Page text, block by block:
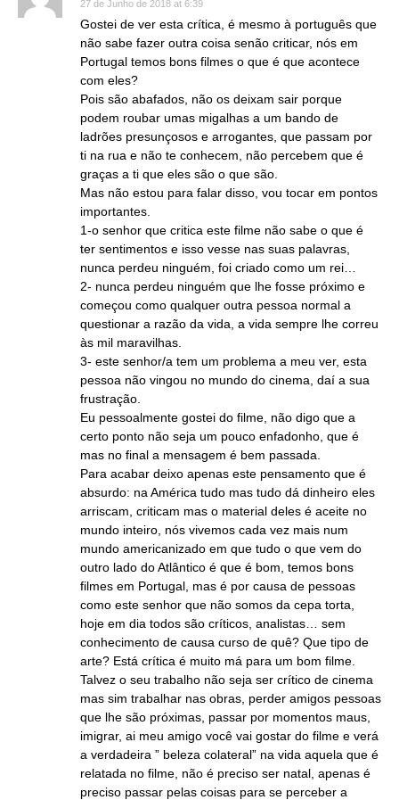
27 de Junho de 2018 at 6:39
Gostei de ver esta crítica, é mesmo à português que
não sabe fazer outra coisa senão criticar, nós em
Portugal temos bons filmes o que é que acontece
com eles?
Pois são abafados, não os deixam sair porque
podem roubar umas migalhas a um bando de
ladrões presunçosos e arrogantes, que passam por
ti na rua e não te conhecem, não percebem que é
graças a ti que eles são o que são.
Mas não estou para falar disso, vou tocar em pontos
importantes.
1-o senhor que critica este filme não sabe o que é
ter sentimentos e isso vesse nas suas palavras,
nunca perdeu ninguém, foi criado como um rei…
2- nunca perdeu ninguém que lhe fosse próximo e
começou como qualquer outra pessoa normal a
questionar a razão da vida, a vida sempre lhe correu
às mil maravilhas.
3- este senhor/a tem um problema a meu ver, esta
pessoa não vingou no mundo do cinema, daí a sua
frustração.
Eu pessoalmente gostei do filme, não digo que a
certo ponto não seja um pouco enfadonho, que é
mas no final a mensagem é bem passada.
Para acabar deixo apenas este pensamento que é
absurdo: na América tudo mas tudo dá dinheiro eles
arriscam, criticam mas o material deles é aceite no
mundo inteiro, nós vivemos cada vez mais num
mundo americanizado em que tudo o que vem do
outro lado do Atlântico é que é bom, temos bons
filmes em Portugal, mas é por causa de pessoas
como este senhor que não somos da cepa torta,
hoje em dia todos são críticos, analistas… sem
conhecimento de causa curso de quê? Que tipo de
arte? Está crítica é muito má para um bom filme.
Talvez o seu trabalho não seja ser crítico de cinema
mas sim trabalhar nas obras, perder amigos pessoas
que lhe são próximas, passar por momentos maus,
imigrar, ai meu amigo você vai gostar do filme e verá
a verdadeira ” beleza colateral” na vida aquela que é
relatada no filme, não é preciso ser natal, apenas é
preciso passar pelas coisas para se perceber a